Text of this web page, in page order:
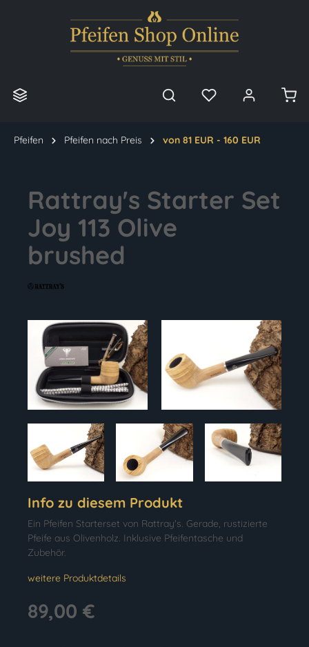
Pfeifen Pfeifen nach Preis von 81 EUR - 160 EUR
Rattray's Starter Set
Joy 113 Olive
brushed
Info zu diesem Produkt
Ein Pfeifen Starterset von Rattray's. Gerade, rustizierte
Pfeife aus Olivenholz. Inklusive Pfeifentasche und
Zubehör.
weitere Produktdetails
89,00 €